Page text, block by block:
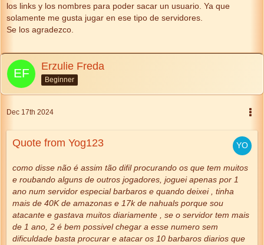
los links y los nombres para poder sacar un usuario. Ya que
solamente me gusta jugar en ese tipo de servidores.
Se los agradezco.
Erzulie Freda
Beginner
Dec 17th 2024
Quote from Yog123
como disse não é assim tão difil procurando os que tem muitos
e roubando alguns de outros jogadores, joguei apenas por 1
ano num servidor especial barbaros e quando deixei , tinha
mais de 40K de amazonas e 17k de nahuals porque sou
atacante e gastava muitos diariamente , se o servidor tem mais
de 1 ano, 2 é bem possivel chegar a esse numero sem
dificuldade basta procurar e atacar os 10 barbaros diarios que